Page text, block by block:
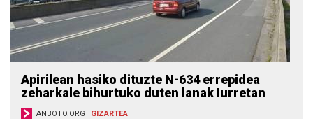
Apirilean hasiko dituzte N-634 errepidea
zeharkale bihurtuko duten lanak Iurretan
ANBOTO.ORG GIZARTEA